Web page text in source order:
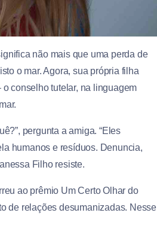
não mais que uma perda de
o mar. Agora, sua própria filha
conselho tutelar, na linguagem
pergunta a amiga. “Eles
humanos e resíduos. Denuncia,
Filho resiste.
ao prêmio Um Certo Olhar do
de relações desumanizadas. Nesse